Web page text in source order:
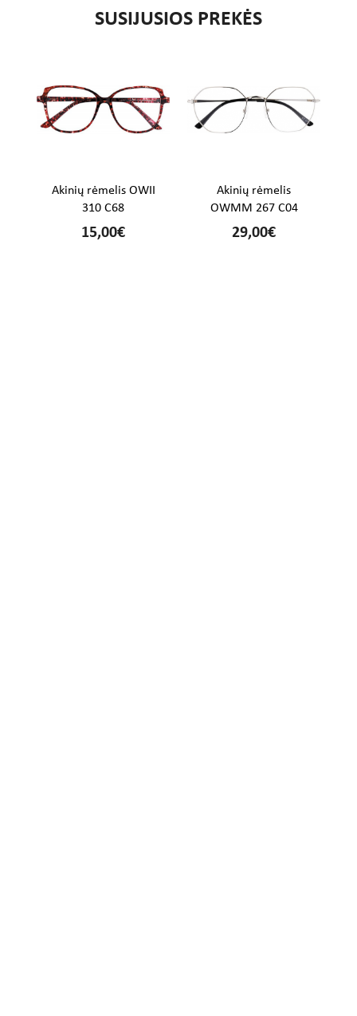
SUSIJUSIOS PREKĖS
Akinių rėmelis OWII
310 C68
15,00€
Akinių rėmelis
OWMM 267 C04
29,00€